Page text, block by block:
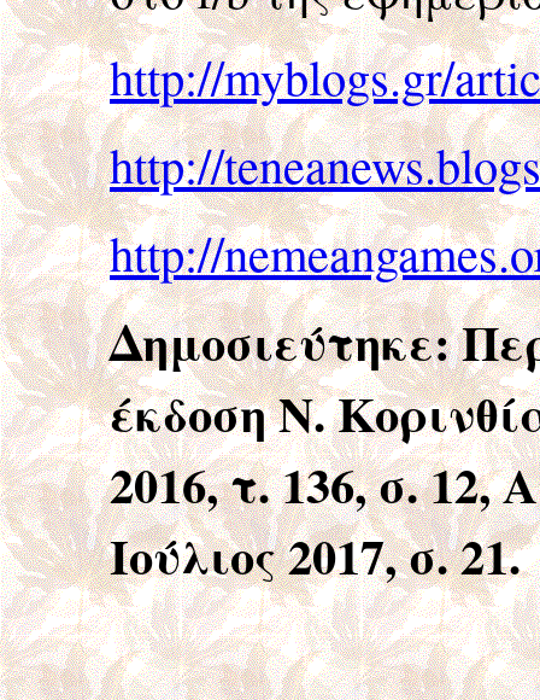
http://myblogs.gr/
http://
http://
Δημοσιεύτηκε:
έκδοση Ν.
2016, τ. 136, σ. 12,
Ιούλιος 2017, σ. 21.